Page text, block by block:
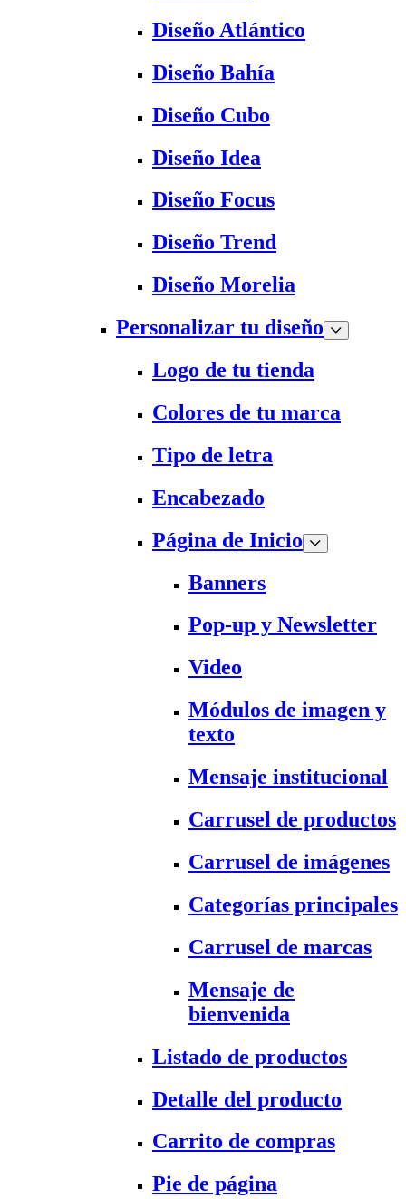
Diseño Atlántico
Diseño Bahía
Diseño Cubo
Diseño Idea
Diseño Focus
Diseño Trend
Diseño Morelia
Personalizar tu diseño
Logo de tu tienda
Colores de tu marca
Tipo de letra
Encabezado
Página de Inicio
Banners
Pop-up y Newsletter
Video
Módulos de imagen y
texto
Mensaje institucional
Carrusel de productos
Carrusel de imágenes
Categorías principales
Carrusel de marcas
Mensaje de
bienvenida
Listado de productos
Detalle del producto
Carrito de compras
Pie de página